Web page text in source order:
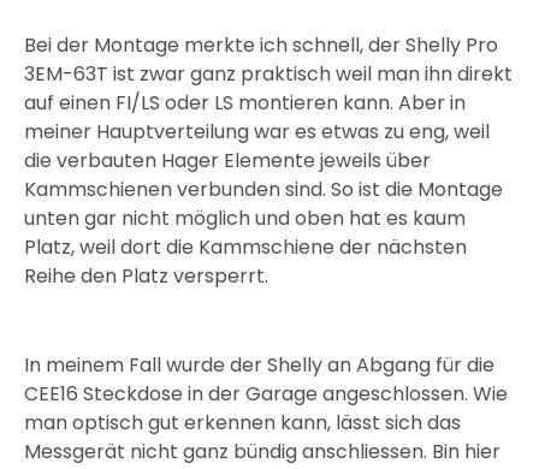
Bei der Montage merkte ich schnell, der Shelly Pro
3EM-63T ist zwar ganz praktisch weil man ihn direkt
auf einen FI/LS oder LS montieren kann. Aber in
meiner Hauptverteilung war es etwas zu eng, weil
die verbauten Hager Elemente jeweils über
Kammschienen verbunden sind. So ist die Montage
unten gar nicht möglich und oben hat es kaum
Platz, weil dort die Kammschiene der nächsten
Reihe den Platz versperrt.
In meinem Fall wurde der Shelly an Abgang für die
CEE16 Steckdose in der Garage angeschlossen. Wie
man optisch gut erkennen kann, lässt sich das
Messgerät nicht ganz bündig anschliessen. Bin hier